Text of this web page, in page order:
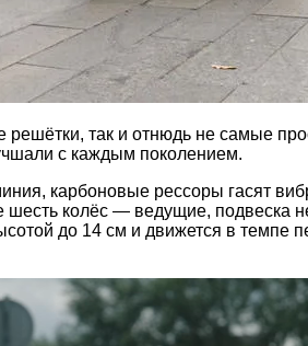
так и отнюдь не самые
с каждым поколением.
карбоновые рессоры гасят
шесть колёс — ведущие, подвеска
до 14 см и движется в темпе